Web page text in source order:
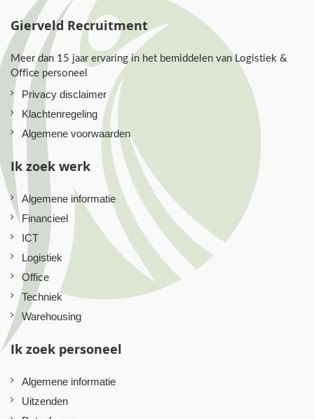
Gierveld Recruitment
Meer dan 15 jaar ervaring in het bemiddelen van Logistiek &
Office personeel
Privacy disclaimer
Klachtenregeling
Algemene voorwaarden
Ik zoek werk
Algemene informatie
Financieel
ICT
Logistiek
Office
Techniek
Warehousing
Ik zoek personeel
Algemene informatie
Uitzenden